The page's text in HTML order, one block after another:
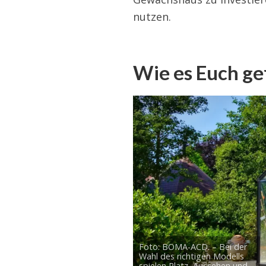
nutzen.
Wie es Euch
Foto: BOMA-ACD. – Bei der
Wahl des richtigen Modells